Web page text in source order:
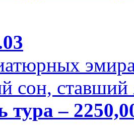
сон, ставший
тура –